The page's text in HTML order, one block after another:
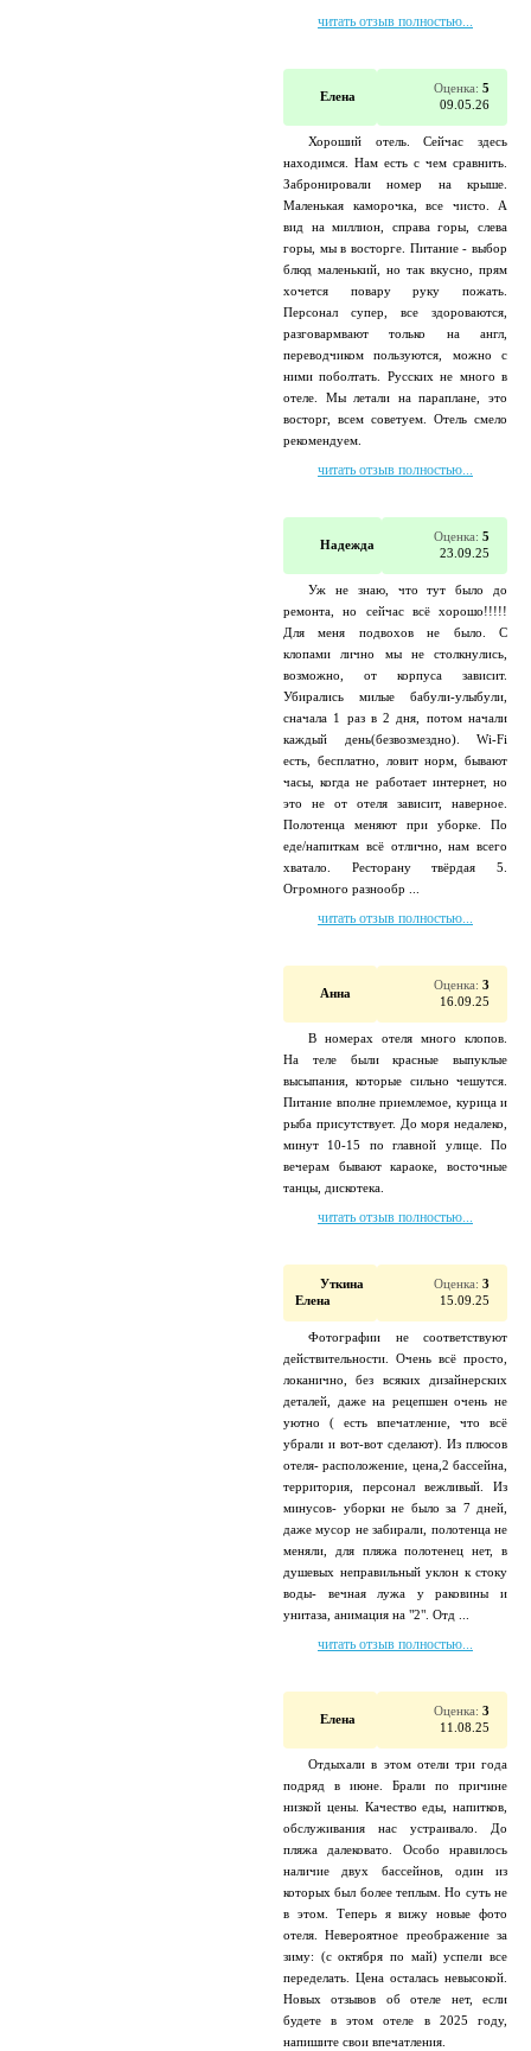
читать отзыв полностью...
Елена
Оценка: 5
09.05.26
Хороший отель. Сейчас здесь
находимся. Нам есть с чем сравнить.
Забронировали номер на крыше.
Маленькая каморочка, все чисто. А
вид на миллион, справа горы, слева
горы, мы в восторге. Питание - выбор
блюд маленький, но так вкусно, прям
хочется повару руку пожать.
Персонал супер, все здороваются,
разговармвают только на англ,
переводчиком пользуются, можно с
ними поболтать. Русских не много в
отеле. Мы летали на параплане, это
восторг, всем советуем. Отель смело
рекомендуем.
читать отзыв полностью...
Надежда
Оценка: 5
23.09.25
Уж не знаю, что тут было до
ремонта, но сейчас всё хорошо!!!!!
Для меня подвохов не было. С
клопами лично мы не столкнулись,
возможно, от корпуса зависит.
Убирались милые бабули-улыбули,
сначала 1 раз в 2 дня, потом начали
каждый день(безвозмездно). Wi-Fi
есть, бесплатно, ловит норм, бывают
часы, когда не работает интернет, но
это не от отеля зависит, наверное.
Полотенца меняют при уборке. По
еде/напиткам всё отлично, нам всего
хватало. Ресторану твёрдая 5.
Огромного разнообр ...
читать отзыв полностью...
Анна
Оценка: 3
16.09.25
В номерах отеля много клопов.
На теле были красные выпуклые
высыпания, которые сильно чешутся.
Питание вполне приемлемое, курица и
рыба присутствует. До моря недалеко,
минут 10-15 по главной улице. По
вечерам бывают караоке, восточные
танцы, дискотека.
читать отзыв полностью...
Уткина
Елена
Оценка: 3
15.09.25
Фотографии не соответствуют
действительности. Очень всё просто,
локанично, без всяких дизайнерских
деталей, даже на рецепшен очень не
уютно ( есть впечатление, что всё
убрали и вот-вот сделают). Из плюсов
отеля- расположение, цена,2 бассейна,
территория, персонал вежливый. Из
минусов- уборки не было за 7 дней,
даже мусор не забирали, полотенца не
меняли, для пляжа полотенец нет, в
душевых неправильный уклон к стоку
воды- вечная лужа у раковины и
унитаза, анимация на "2". Отд ...
читать отзыв полностью...
Елена
Оценка: 3
11.08.25
Отдыхали в этом отели три года
подряд в июне. Брали по причине
низкой цены. Качество еды, напитков,
обслуживания нас устраивало. До
пляжа далековато. Особо нравилось
наличие двух бассейнов, один из
которых был более теплым. Но суть не
в этом. Теперь я вижу новые фото
отеля. Невероятное преображение за
зиму: (с октября по май) успели все
переделать. Цена осталась невысокой.
Новых отзывов об отеле нет, если
будете в этом отеле в 2025 году,
напишите свои впечатления.